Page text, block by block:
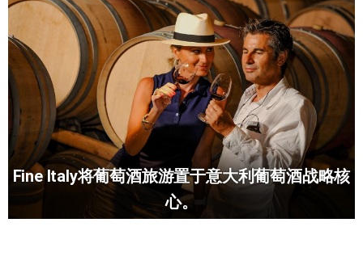
Fine Italy将葡萄酒旅游置于意大利葡萄酒战略核
心。